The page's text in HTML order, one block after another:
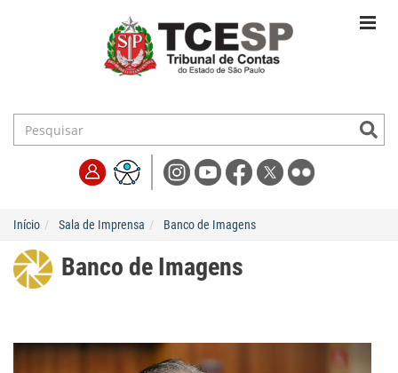
Início Sala de Imprensa Banco de Imagens
Banco de Imagens